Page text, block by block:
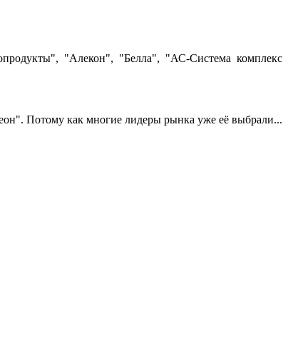
"Алекон", "Белла", "АС-Система комплекс
Потому как многие лидеры рынка уже её выбрали...